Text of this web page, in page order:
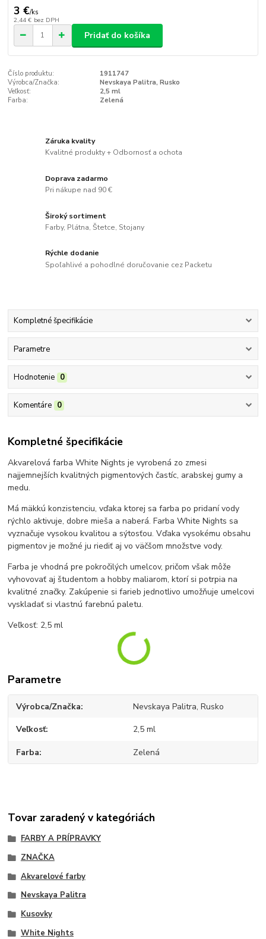
3 €/ks
2,44 € bez DPH
Pridať do košíka
Číslo produktu:
1911747
Výrobca/Značka:
Nevskaya Palitra, Rusko
Veľkosť:
2,5 ml
Farba:
Zelená
Záruka kvality
Kvalitné produkty + Odbornosť a ochota
Doprava zadarmo
Pri nákupe nad 90 €
Široký sortiment
Farby, Plátna, Štetce, Stojany
Rýchle dodanie
Spoľahlivé a pohodlné doručovanie cez Packetu
Kompletné špecifikácie
Parametre
Hodnotenie 0
Komentáre 0
Kompletné špecifikácie
Akvarelová farba White Nights je vyrobená zo zmesi
najjemnejších kvalitných pigmentových častíc, arabskej gumy a
medu.
Má mäkkú konzistenciu, vďaka ktorej sa farba po pridaní vody
rýchlo aktivuje, dobre mieša a naberá. Farba White Nights sa
vyznačuje vysokou kvalitou a sýtosťou. Vďaka vysokému obsahu
pigmentov je možné ju riediť aj vo väčšom množstve vody.
Farba je vhodná pre pokročilých umelcov, pričom však môže
vyhovovať aj študentom a hobby maliarom, ktorí si potrpia na
kvalitné značky. Zakúpenie si farieb jednotlivo umožňuje umelcovi
vyskladať si vlastnú farebnú paletu.
Veľkosť: 2,5 ml
Parametre
Výrobca/Značka Nevskaya Palitra, Rusko
Veľkosť 2,5 ml
Farba Zelená
Tovar zaradený v kategóriách
FARBY A PRÍPRAVKY
ZNAČKA
Akvarelové farby
Nevskaya Palitra
Kusovky
White Nights